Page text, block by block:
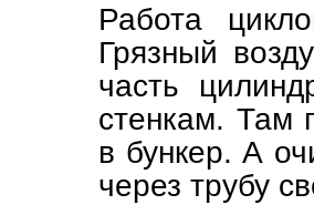
Работа
Грязный
часть
стенкам. Там
в бункер. А
через трубу